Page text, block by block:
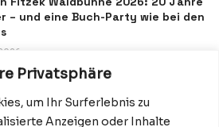
Privatsphäre
um Ihr Surferlebnis zu
Anzeigen oder Inhalte
– und eine Buch-Party wie bei den